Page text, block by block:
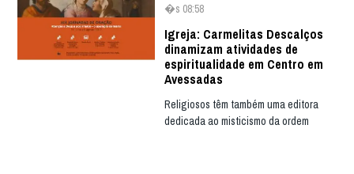
�s 08:58
Igreja: Carmelitas Descalços
dinamizam atividades de
espiritualidade em Centro em
Avessadas
Religiosos têm também uma editora
dedicada ao misticismo da ordem